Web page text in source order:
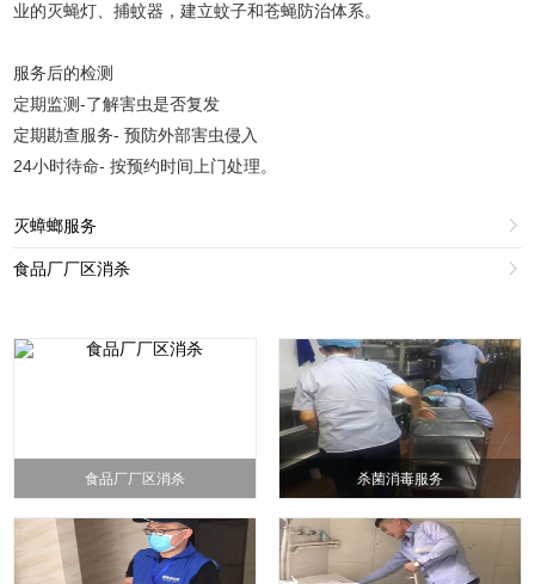
业的灭蝇灯、捕蚊器，建立蚊子和苍蝇防治体系。
服务后的检测
定期监测-了解害虫是否复发
定期勘查服务- 预防外部害虫侵入
24小时待命- 按预约时间上门处理。
灭蟑螂服务 
食品厂厂区消杀 
食品厂厂区消杀 杀菌消毒服务